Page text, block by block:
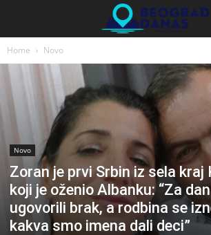
Home Novo
Novo
Zoran je prvi Srbin iz sela kraj
koji je oženio Albanku: “Za
ugovorili brak, a rodbina se
kakva smo imena dali deci”